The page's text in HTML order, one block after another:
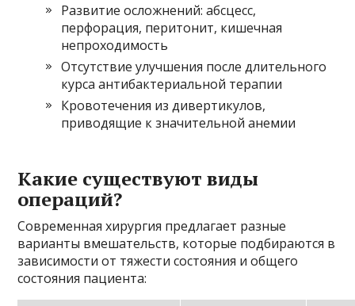
Развитие осложнений: абсцесс,
перфорация, перитонит, кишечная
непроходимость
Отсутствие улучшения после длительного
курса антибактериальной терапии
Кровотечения из дивертикулов,
приводящие к значительной анемии
Какие существуют виды
операций?
Современная хирургия предлагает разные
варианты вмешательств, которые подбираются в
зависимости от тяжести состояния и общего
состояния пациента: